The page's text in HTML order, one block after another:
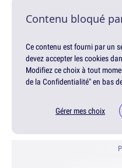
Contenu bloqué
Ce contenu est fourni par un
devez accepter les cookies
Modifiez ce choix à tout
de la Confidentialité" en bas
Gérer mes choix